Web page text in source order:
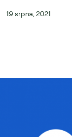
19 srpna, 2021